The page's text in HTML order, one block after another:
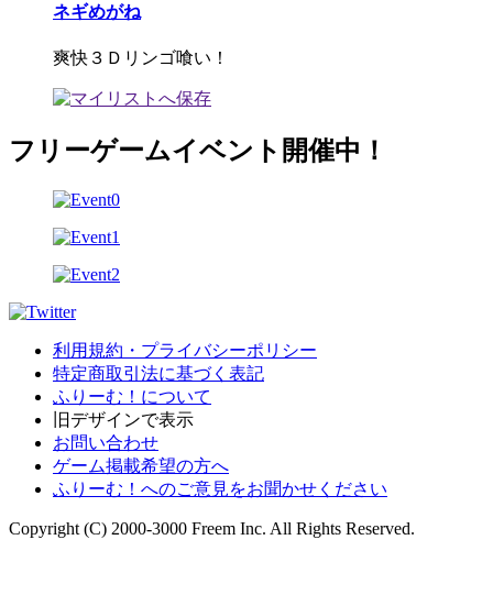
ネギめがね
爽快３Ｄリンゴ喰い！
フリーゲームイベント開催中！
利用規約・プライバシーポリシー
特定商取引法に基づく表記
ふりーむ！について
旧デザインで表示
お問い合わせ
ゲーム掲載希望の方へ
ふりーむ！へのご意見をお聞かせください
Copyright (C) 2000-3000 Freem Inc. All Rights Reserved.